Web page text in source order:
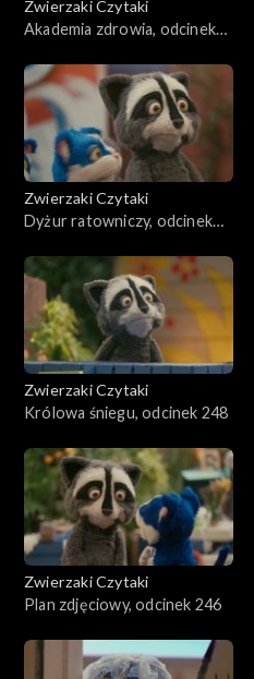
Zwierzaki Czytaki
Akademia zdrowia, odcinek
Zwierzaki Czytaki
Dyżur ratowniczy, odcinek
Zwierzaki Czytaki
Królowa śniegu, odcinek 248
Zwierzaki Czytaki
Plan zdjęciowy, odcinek 246